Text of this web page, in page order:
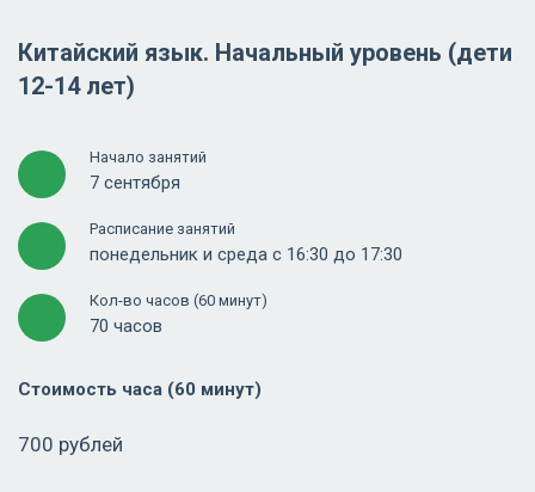
Китайский язык. Начальный уровень (дети
12-14 лет)
Начало занятий
7 сентября
Расписание занятий
понедельник и среда с 16:30 до 17:30
Кол-во часов (60 минут)
70 часов
Стоимость часа (60 минут)
700 рублей